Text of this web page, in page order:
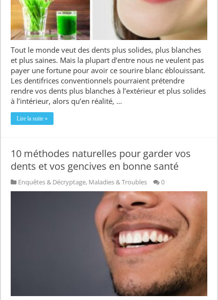
Tout le monde veut des dents plus solides, plus blanches
et plus saines. Mais la plupart d’entre nous ne veulent pas
payer une fortune pour avoir ce sourire blanc éblouissant.
Les dentifrices conventionnels pourraient prétendre
rendre vos dents plus blanches à l’extérieur et plus solides
à l’intérieur, alors qu’en réalité, …
Lire la suite »
10 méthodes naturelles pour garder vos
dents et vos gencives en bonne santé
Enquêtes & Décryptage, Maladies & Troubles 0